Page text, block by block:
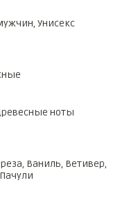
Унисекс
ноты
Ваниль, Ветивер,